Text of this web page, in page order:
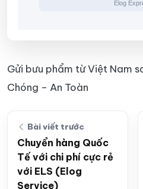
Gửi bưu phẩm từ Việt Nam
Chóng – An Toàn
Bài viết trước
Chuyển hàng Quốc
Tế với chi phí cực rẻ
với ELS (Elog
Service)